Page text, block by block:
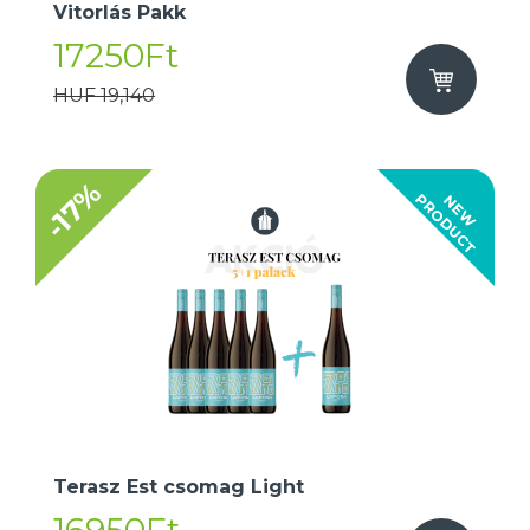
Vitorlás Pakk
17250Ft
HUF 19,140
N
E
W
P
R
O
D
U
C
T
-17%
Terasz Est csomag Light